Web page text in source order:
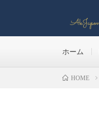
ホーム
HOME